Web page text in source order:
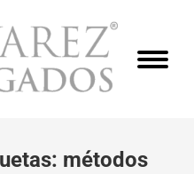
métodos